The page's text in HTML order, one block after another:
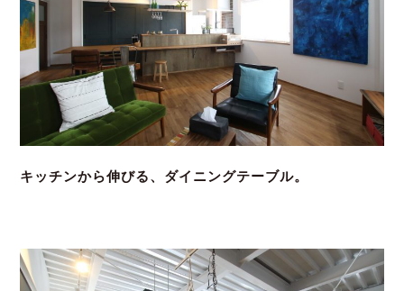
キッチンから伸びる、ダイニングテーブル。